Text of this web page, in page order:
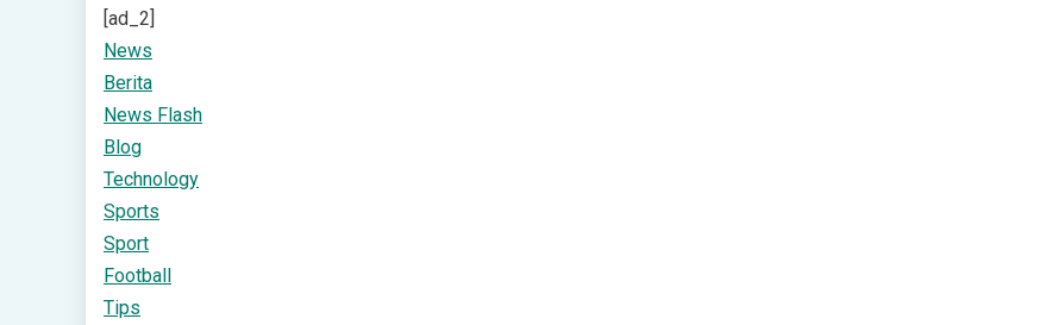
[ad_2]
News
Berita
News Flash
Blog
Technology
Sports
Sport
Football
Tips